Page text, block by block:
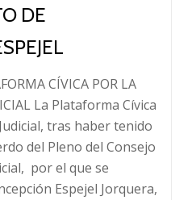
DE
CÍVICA POR LA
La Plataforma Cívica
tras haber tenido
del Pleno del Consejo
por el que se
Espejel Jorquera,